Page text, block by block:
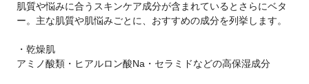
肌質や悩みに合うスキンケア成分が含まれているとさらにベタ
ー。主な肌質や肌悩みごとに、おすすめの成分を列挙します。
・乾燥肌
アミノ酸類・ヒアルロン酸Na・セラミドなどの高保湿成分